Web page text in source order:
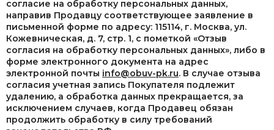
согласие на обработку персональных данных,
направив Продавцу соответствующее заявление в
письменной форме по адресу: 115114, г. Москва, ул.
Кожевническая, д. 7, стр. 1, с пометкой «Отзыв
согласия на обработку персональных данных», либо в
форме электронного документа на адрес
электронной почты info@obuv-pk.ru. В случае отзыва
согласия учетная запись Покупателя подлежит
удалению, а обработка данных прекращается, за
исключением случаев, когда Продавец обязан
продолжить обработку в силу требований